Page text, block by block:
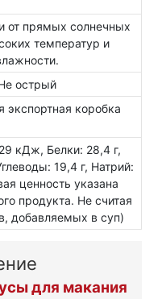
от прямых солнечных
температур и
острый
экспортная коробка
кДж, Белки: 28,4 г,
19,4 г, Натрий:
ценность указана
продукта. Не считая
добавляемых в суп)
для макания